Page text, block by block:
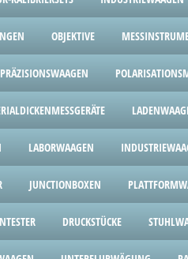
OBJEKTIVE
PRÄZISIONSWAAGEN
LABORWAAGEN
JUNCTIONBOXEN
DRUCKSTÜCKE